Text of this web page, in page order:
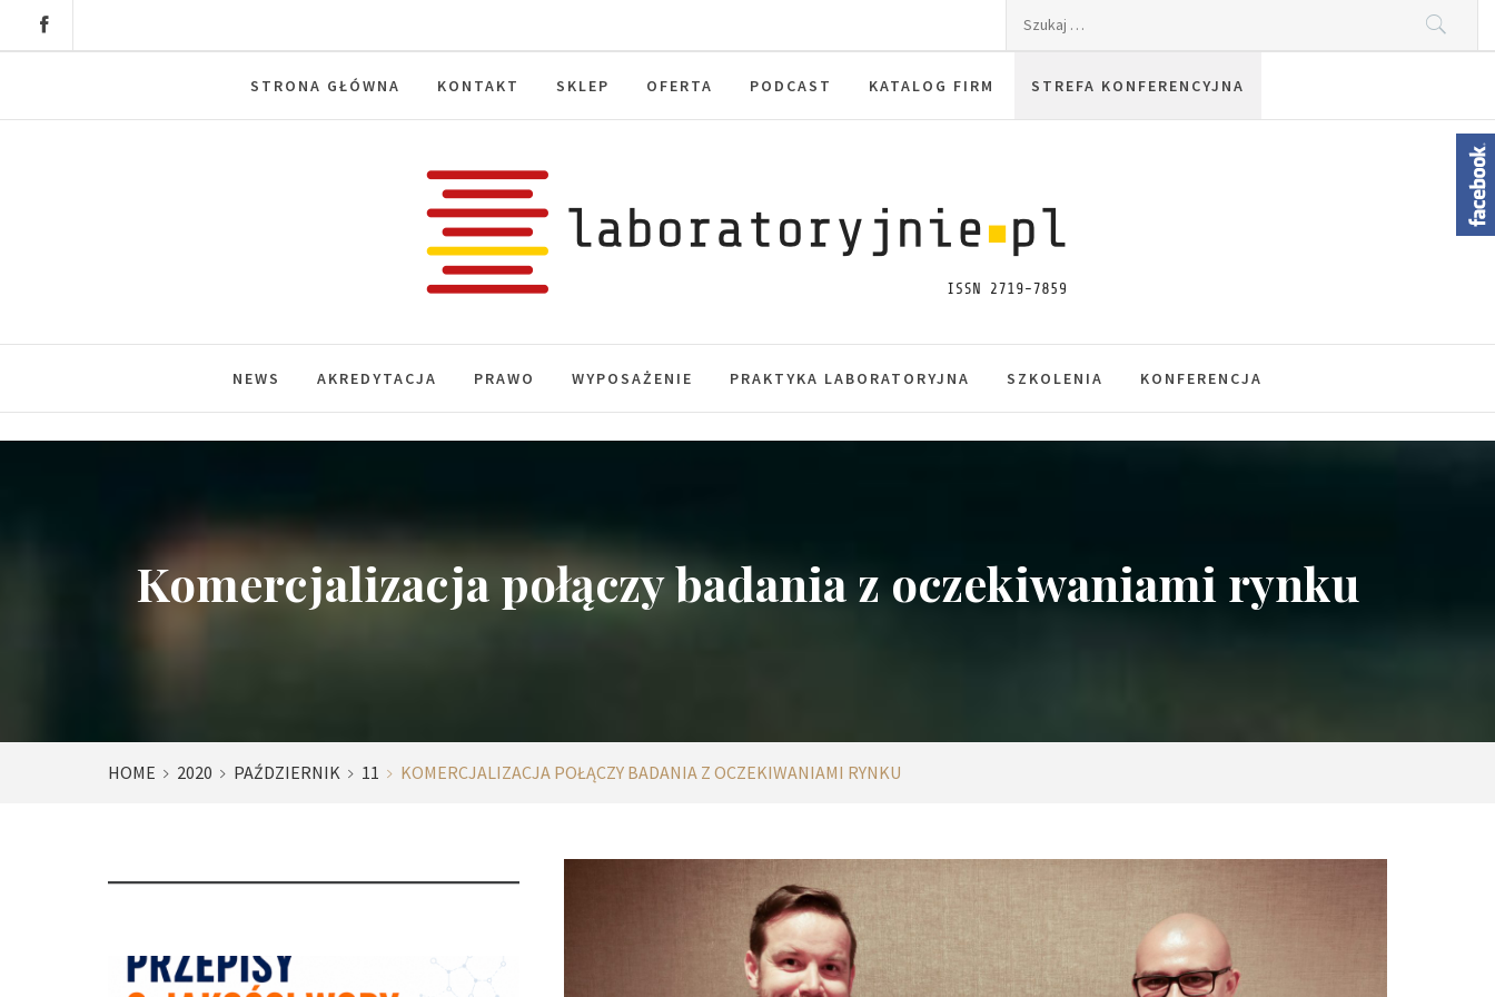
STRONA GŁÓWNA KONTAKT SKLEP OFERTA PODCAST KATALOG FIRM STREFA KONFERENCYJNA
Laboratoryjnie.pl
NEWS AKREDYTACJA PRAWO WYPOSAŻENIE PRAKTYKA LABORATORYJNA SZKOLENIA KONFERENCJA
Komercjalizacja połączy badania z oczekiwaniami rynku
HOME 2020 PAŹDZIERNIK 11 KOMERCJALIZACJA POŁĄCZY BADANIA Z OCZEKIWANIAMI RYNKU